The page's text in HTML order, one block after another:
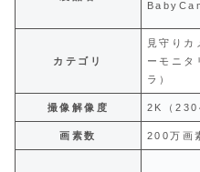
カテゴリ
見守りカ
ーモニタ
ラ）
撮像解像度 2K（
画素数 200万画